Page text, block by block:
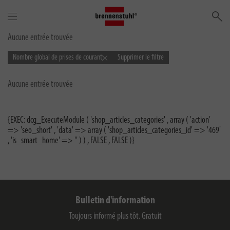
Aucune entrée trouvée
Nombre global de prises de courant Supprimer le filtre
Aucune entrée trouvée
{EXEC: dcg_ExecuteModule ( 'shop_articles_categories' , array ( 'action'
=> 'seo_short' , 'data' => array ( 'shop_articles_categories_id' => '469'
, 'is_smart_home' => '' ) ) , FALSE , FALSE )}
Bulletin d'information
Toujours informé plus tôt. Gratuit